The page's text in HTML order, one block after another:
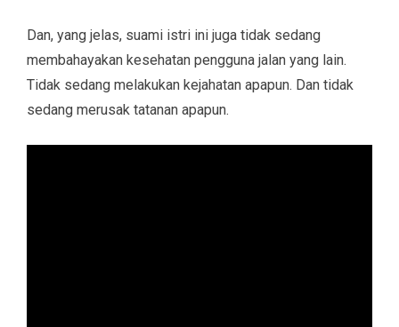
Dan, yang jelas, suami istri ini juga tidak sedang
membahayakan kesehatan pengguna jalan yang lain.
Tidak sedang melakukan kejahatan apapun. Dan tidak
sedang merusak tatanan apapun.